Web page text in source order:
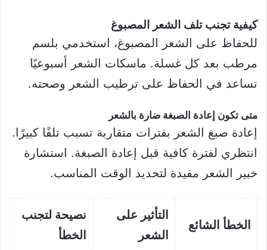
كيفية تجنب تلف الشعر المصبوغ
للحفاظ على الشعر المصبوغ، استخدمي بلسم
مرطب بعد كل غسلة. ماسكات الشعر أسبوعيًا
تساعد في الحفاظ على ترطيب الشعر وصحته.
متى تكون إعادة الصبغة ضارة بالشعر
إعادة صبغ الشعر بفترات متقاربة تسبب تلفًا كبيرًا.
انتظري لفترة كافية قبل إعادة الصبغة. استشارة
خبير الشعر مفيدة لتحديد الوقت المناسب.
الخطأ الشائع
التأثير على
الشعر
نصيحة لتجنب
الخطأ